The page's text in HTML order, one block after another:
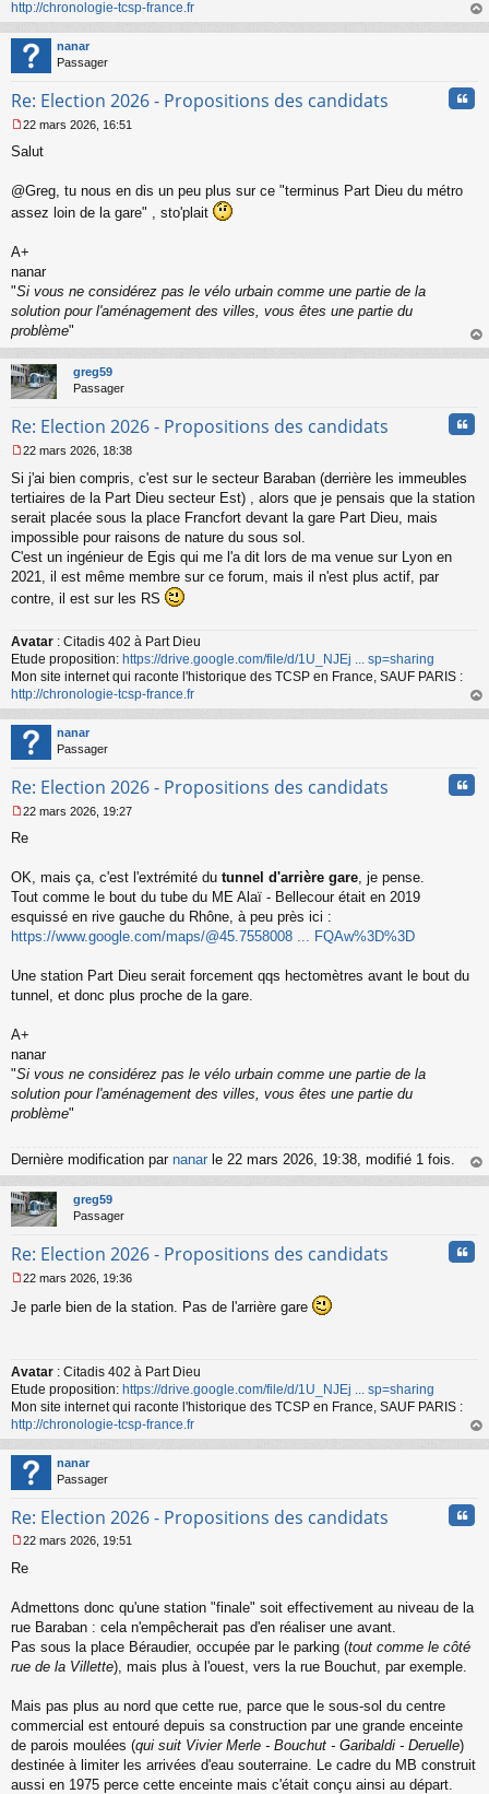
http://chronologie-tcsp-france.fr
au
nanar
Passager
Re: Election 2026 - Propositions des candidats
e
s
g
n
o
n
l
u
22 mars 2026, 16:51
Salut
@Greg, tu nous en dis un peu plus sur ce "terminus Part Dieu du métro
assez loin de la gare" , sto'plait
A+
nanar
"Si vous ne considérez pas le vélo urbain comme une partie de la
solution pour l'aménagement des villes, vous êtes une partie du
problème"
au
greg59
Passager
Re: Election 2026 - Propositions des candidats
e
s
g
e
n
o
u
22 mars 2026, 18:38
Si j'ai bien compris, c'est sur le secteur Baraban (derrière les immeubles
tertiaires de la Part Dieu secteur Est) , alors que je pensais que la station
serait placée sous la place Francfort devant la gare Part Dieu, mais
impossible pour raisons de nature du sous sol.
C'est un ingénieur de Egis qui me l'a dit lors de ma venue sur Lyon en
2021, il est même membre sur ce forum, mais il n'est plus actif, par
contre, il est sur les RS
Avatar : Citadis 402 à Part Dieu
Etude proposition: https://drive.google.com/file/d/1U_NJEj ... sp=sharing
Mon site internet qui raconte l'historique des TCSP en France, SAUF PARIS :
http://chronologie-tcsp-france.fr
au
nanar
Passager
Re: Election 2026 - Propositions des candidats
e
s
g
e
n
n
u
22 mars 2026, 19:27
Re
OK, mais ça, c'est l'extrémité du tunnel d'arrière gare, je pense.
Tout comme le bout du tube du ME Alaï - Bellecour était en 2019
esquissé en rive gauche du Rhône, à peu près ici :
https://www.google.com/maps/@45.7558008 ... FQAw%3D%3D
Une station Part Dieu serait forcement qqs hectomètres avant le bout du
tunnel, et donc plus proche de la gare.
A+
nanar
"Si vous ne considérez pas le vélo urbain comme une partie de la
solution pour l'aménagement des villes, vous êtes une partie du
problème"
Dernière modification par nanar le 22 mars 2026, 19:38, modifié 1 fois.
au
greg59
Passager
Re: Election 2026 - Propositions des candidats
e
g
e
n
o
n
l
u
22 mars 2026, 19:36
Je parle bien de la station. Pas de l'arrière gare
Avatar : Citadis 402 à Part Dieu
Etude proposition: https://drive.google.com/file/d/1U_NJEj ... sp=sharing
Mon site internet qui raconte l'historique des TCSP en France, SAUF PARIS :
http://chronologie-tcsp-france.fr
au
nanar
Passager
Re: Election 2026 - Propositions des candidats
e
s
g
e
n
n
u
22 mars 2026, 19:51
Re
Admettons donc qu'une station "finale" soit effectivement au niveau de la
rue Baraban : cela n'empêcherait pas d'en réaliser une avant.
Pas sous la place Béraudier, occupée par le parking (tout comme le côté
rue de la Villette), mais plus à l'ouest, vers la rue Bouchut, par exemple.
Mais pas plus au nord que cette rue, parce que le sous-sol du centre
commercial est entouré depuis sa construction par une grande enceinte
de parois moulées (qui suit Vivier Merle - Bouchut - Garibaldi - Deruelle)
destinée à limiter les arrivées d'eau souterraine. Le cadre du MB construit
aussi en 1975 perce cette enceinte mais c'était conçu ainsi au départ.